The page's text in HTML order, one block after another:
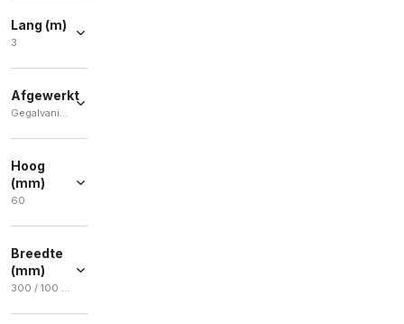
Lang (m)
3
Afgewerkt
Gegalvaniseerd sendzimir
Hoog
(mm)
60
Breedte
(mm)
300 / 100 / 150 / 200